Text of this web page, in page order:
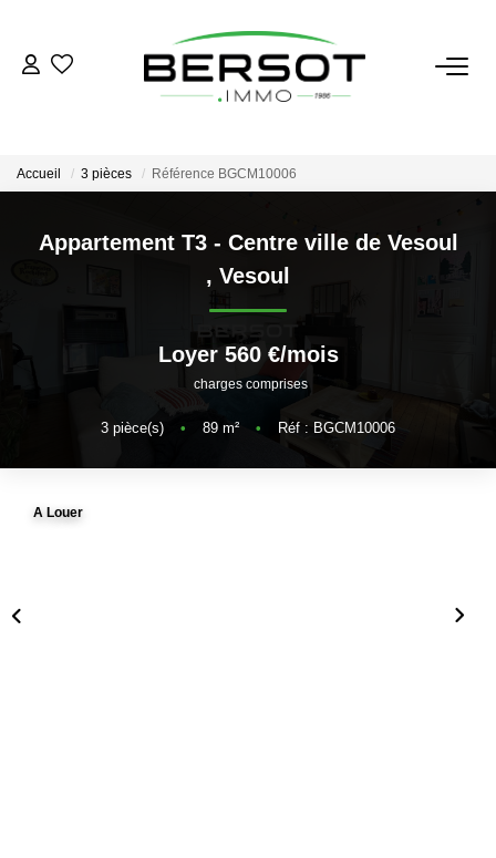
Acheter
Estimer
Vendre
Investissement
Nos Outils
LOUER
Accueil 3 pièces Référence BGCM10006
Appartement T3 - Centre ville de Vesoul
, Vesoul
Loyer 560 €/mois
charges comprises
3 pièce(s) • 89 m² • Réf : BGCM10006
A Louer